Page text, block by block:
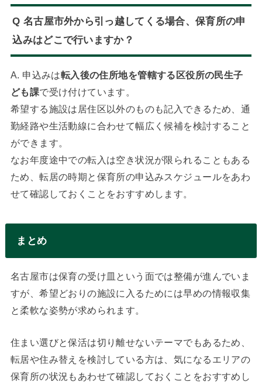
Q 名古屋市外から引っ越してくる場合、保育所の申
込みはどこで行いますか？
A. 申込みは転入後の住所地を管轄する区役所の民生子
ども課で受け付けています。
希望する施設は居住区以外のものも記入できるため、通
勤経路や生活動線に合わせて幅広く候補を検討すること
ができます。
なお年度途中での転入は空き状況が限られることもある
ため、転居の時期と保育所の申込みスケジュールをあわ
せて確認しておくことをおすすめします。
まとめ
名古屋市は保育の受け皿という面では整備が進んでいま
すが、希望どおりの施設に入るためには早めの情報収集
と柔軟な姿勢が求められます。
住まい選びと保活は切り離せないテーマでもあるため、
転居や住み替えを検討している方は、気になるエリアの
保育所の状況もあわせて確認しておくことをおすすめし